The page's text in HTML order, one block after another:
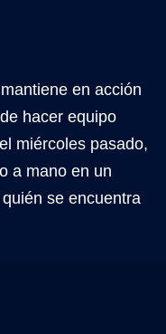
en acción
hacer equipo
miércoles pasado,
a mano en un
se encuentra